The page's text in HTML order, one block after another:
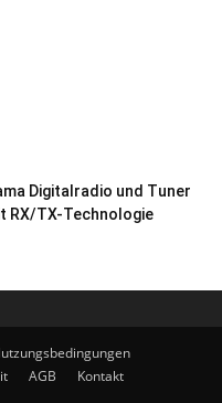
Digitalradio und Tuner
RX/TX-Technologie
AGB Kontakt